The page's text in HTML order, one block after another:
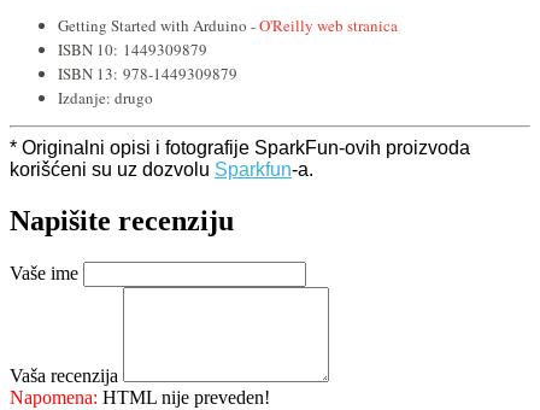
Getting Started with Arduino -O'Reilly web stranica
ISBN 10: 1449309879
ISBN 13: 978-1449309879
Izdanje: drugo
* Originalni opisi i fotografije SparkFun-ovih proizvoda
korišćeni su uz dozvolu Sparkfun-a.
Napišite recenziju
Vaše ime
Vaša recenzija
Napomena: HTML nije preveden!